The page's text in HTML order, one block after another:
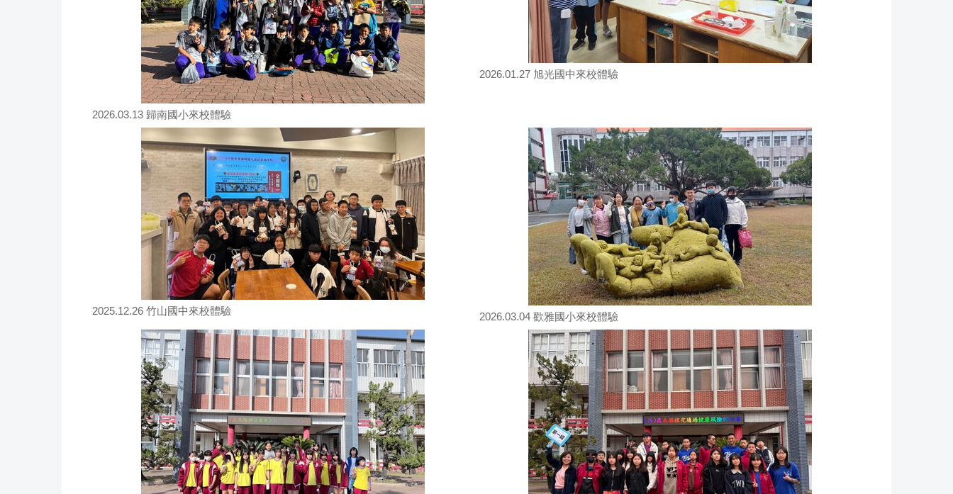
2026.03.13 歸南國小來校體驗
2026.01.27 旭光國中來校體驗
2025.12.26 竹山國中來校體驗 2026.03.04 歡雅國小來校體驗